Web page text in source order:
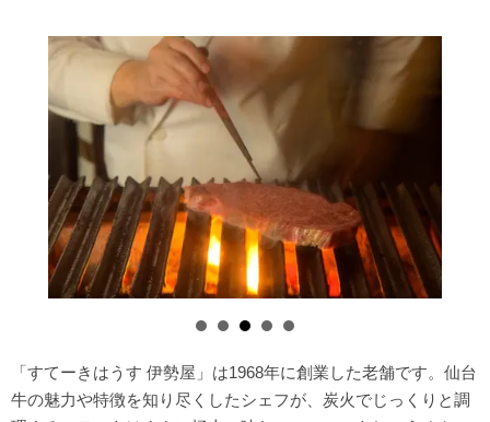
「すてーきはうす 伊勢屋」は1968年に創業した老舗です。仙台
牛の魅力や特徴を知り尽くしたシェフが、炭火でじっくりと調